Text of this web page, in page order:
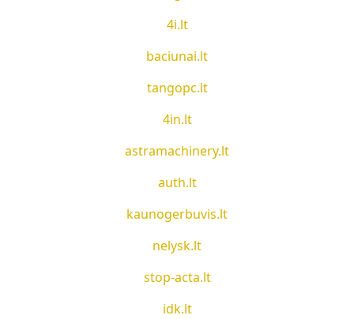
4i.lt
baciunai.lt
tangopc.lt
4in.lt
astramachinery.lt
auth.lt
kaunogerbuvis.lt
nelysk.lt
stop-acta.lt
idk.lt